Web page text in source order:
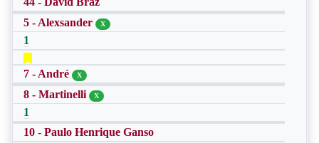
5 - Alexsander
X
1
7 - André X
8 - Martinelli X
1
10 - Paulo Henrique Ganso